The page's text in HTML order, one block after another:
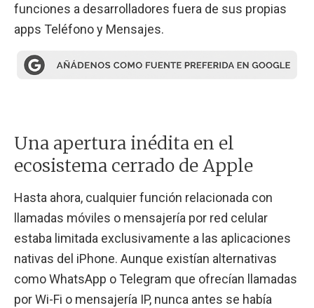
funciones a desarrolladores fuera de sus propias
apps Teléfono y Mensajes.
Una apertura inédita en el
ecosistema cerrado de Apple
Hasta ahora, cualquier función relacionada con
llamadas móviles o mensajería por red celular
estaba limitada exclusivamente a las aplicaciones
nativas del iPhone. Aunque existían alternativas
como WhatsApp o Telegram que ofrecían llamadas
por Wi-Fi o mensajería IP, nunca antes se había